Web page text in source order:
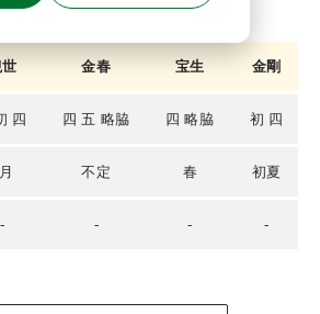
金春 宝生 金剛
四 四 五 略脇 四 略脇 初 四
不定 春 初夏
- - - -